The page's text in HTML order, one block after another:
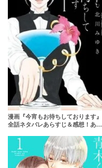
漫画『今宵もお待ちしております』
全話ネタバレあらすじ＆感想！あな